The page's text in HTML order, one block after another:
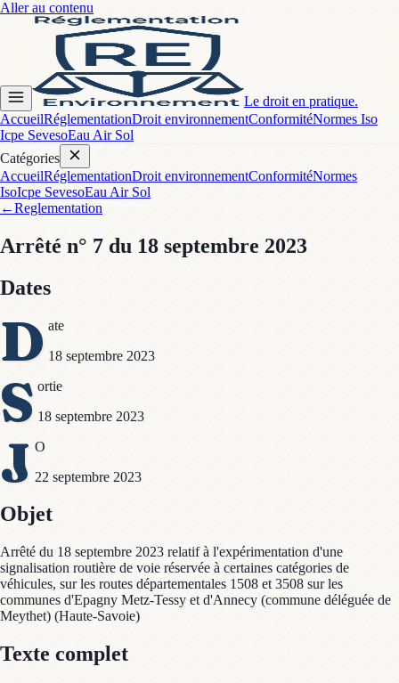
Aller au contenu
Le droit en pratique.
AccueilRéglementationDroit environnementConformitéNormes Iso
Icpe SevesoEau Air Sol
Catégories
AccueilRéglementationDroit environnementConformitéNormes
IsoIcpe SevesoEau Air Sol
←Reglementation
Arrêté n° 7 du 18 septembre 2023
Dates
D ate
18 septembre 2023
S ortie
18 septembre 2023
J O
22 septembre 2023
Objet
Arrêté du 18 septembre 2023 relatif à l'expérimentation d'une
signalisation routière de voie réservée à certaines catégories de
véhicules, sur les routes départementales 1508 et 3508 sur les
communes d'Epagny Metz-Tessy et d'Annecy (commune déléguée de
Meythet) (Haute-Savoie)
Texte complet